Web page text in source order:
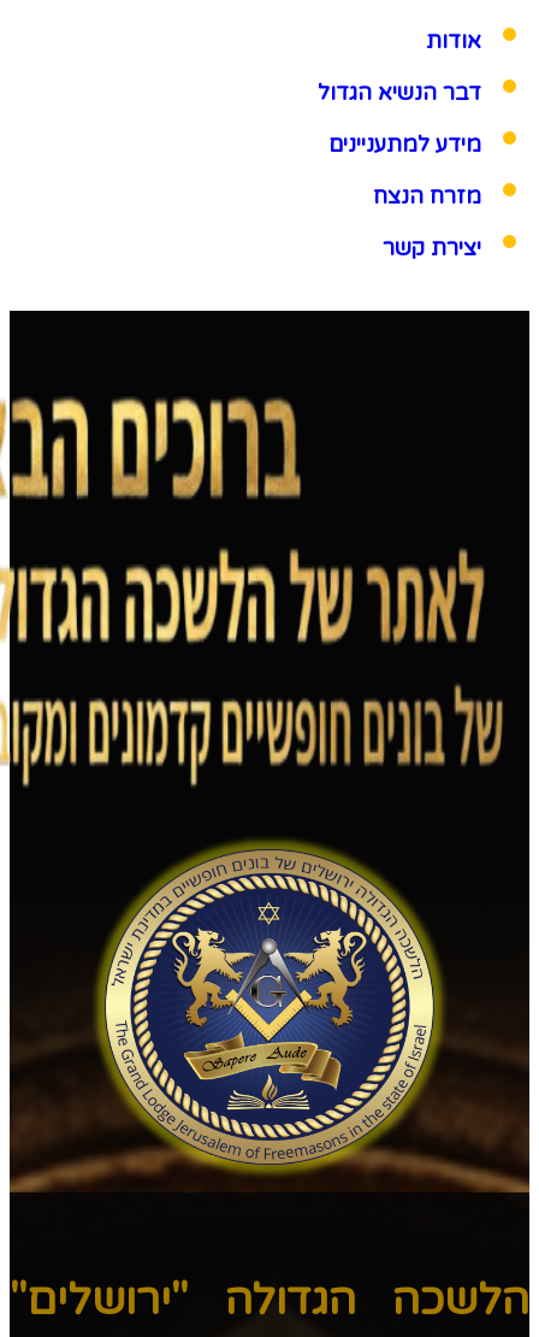
אודות
דבר הנשיא הגדול
מידע למתעניינים
מזרח הנצח
יצירת קשר
הלשכה הגדולה "ירושלים"